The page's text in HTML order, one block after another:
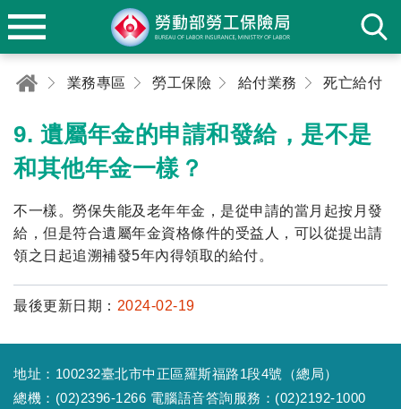
業務專區 勞工保險 給付業務 死亡給付
9. 遺屬年金的申請和發給，是不是
和其他年金一樣？
不一樣。勞保失能及老年年金，是從申請的當月起按月發
給，但是符合遺屬年金資格條件的受益人，可以從提出請
領之日起追溯補發5年內得領取的給付。
最後更新日期： 2024-02-19
地址：100232臺北市中正區羅斯福路1段4號（總局）
總機：(02)2396-1266 電腦語音答詢服務：(02)2192-1000